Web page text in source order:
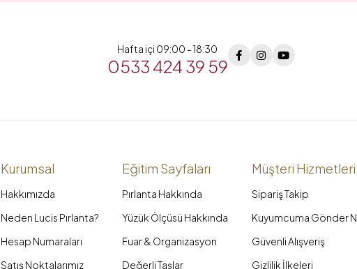
Hafta içi 09:00 - 18:30
0533 424 39 59
Kurumsal
Hakkımızda
Neden Lucis Pırlanta?
Hesap Numaraları
Satış Noktalarımız
Eğitim Sayfaları
Pırlanta Hakkında
Yüzük Ölçüsü Hakkında
Fuar & Organizasyon
Değerli Taşlar
Müşteri Hizmetleri
Sipariş Takip
Kuyumcuma Gönder
Güvenli Alışveriş
Gizlilik İlkeleri